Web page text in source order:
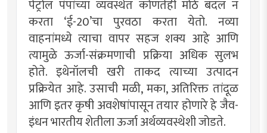
पेट्रोल पंपांच्या व्यवस्थेत कोणतेही मोठे बदल न
करता ‌‘ई-20‌’चा पुरवठा करता येतो. नव्या
वाहनांमध्ये त्याचा वापर सहज शक्य आहे आणि
त्यामुळे ऊर्जा-संक्रमणाची प्रक्रिया अधिक सुलभ
होते. इथेनॉलची खरी ताकद त्याच्या उत्पादन
प्रक्रियेत आहे. उसाची मळी, मका, अतिरिक्त तांदूळ
आणि इतर कृषी अवशेषांपासून तयार होणारे हे जैव-
इंधन भारतीय शेतीला ऊर्जा अर्थव्यवस्थेशी जोडते.